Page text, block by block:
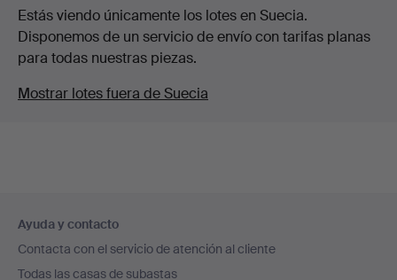
Estás viendo únicamente los lotes en Suecia.
Disponemos de un servicio de envío con tarifas planas
para todas nuestras piezas.
Mostrar lotes fuera de Suecia
en
el
Ayuda y contacto
Contacta con el servicio de atención al cliente
Todas las casas de subastas